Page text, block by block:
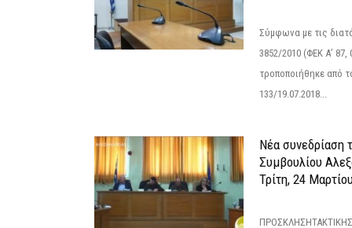
Σύμφωνα με τις
3852/2010 (ΦΕΚ Α’ 87,
τροποποιήθηκε από
133/19.07.2018...
Νέα συνεδρίαση
Συμβουλίου
Τρίτη, 24